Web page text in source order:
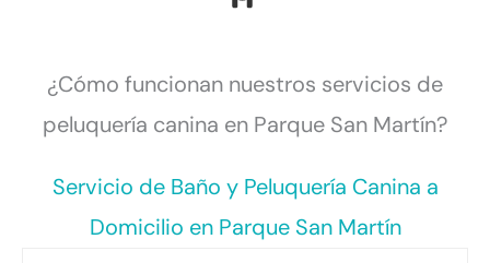
¿Cómo funcionan nuestros servicios de
peluquería canina en Parque San Martín?
Servicio de Baño y Peluquería Canina a
Domicilio en Parque San Martín